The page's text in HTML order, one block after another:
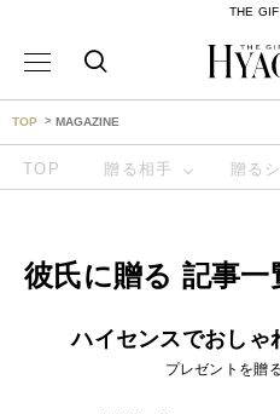
THE
TOP MAGAZINE
TOP 贈る相手 贈る
彼氏に贈る 記事一
ハイセンスでおしゃ
プレゼントを贈